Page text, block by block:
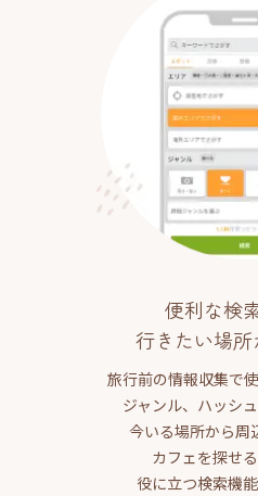
便利な検
行きたい場所
旅行前の情報収集で
ジャンル、ハッシ
今いる場所から周
カフェを探せ
役に立つ検索機